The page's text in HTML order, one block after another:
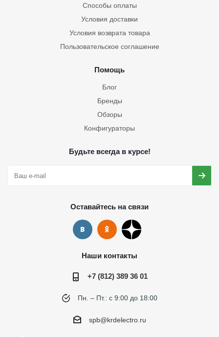
Способы оплаты
Условия доставки
Условия возврата товара
Пользовательское соглашение
Помощь
Блог
Бренды
Обзоры
Конфигураторы
Будьте всегда в курсе!
Оставайтесь на связи
Наши контакты
+7 (812) 389 36 01
Пн. – Пт.: с 9:00 до 18:00
spb@krdelectro.ru